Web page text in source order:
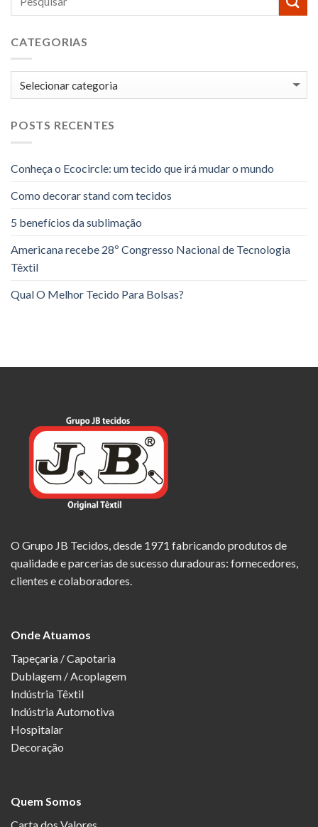
CATEGORIAS
Categorias
POSTS RECENTES
Conheça o Ecocircle: um tecido que irá mudar o mundo
Como decorar stand com tecidos
5 benefícios da sublimação
Americana recebe 28º Congresso Nacional de Tecnologia
Têxtil
Qual O Melhor Tecido Para Bolsas?
O Grupo JB Tecidos, desde 1971 fabricando produtos de
qualidade e parcerias de sucesso duradouras: fornecedores,
clientes e colaboradores.
Onde Atuamos
Tapeçaria / Capotaria
Dublagem / Acoplagem
Indústria Têxtil
Indústria Automotiva
Hospitalar
Decoração
Quem Somos